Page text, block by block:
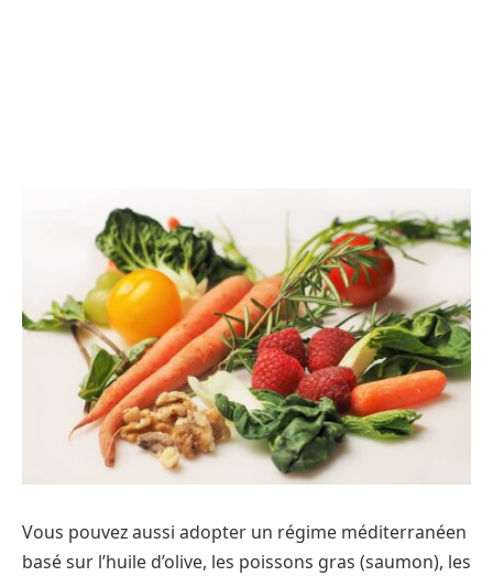
Vous pouvez aussi adopter un régime méditerranéen
basé sur l’huile d’olive, les poissons gras (saumon), les